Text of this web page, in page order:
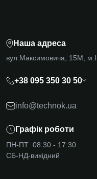
Наша адреса
вул.Максимовича, 15М,
+38 095 350 30 50
info@technok.ua
Графік роботи
ПН-ПТ: 08:30 - 17:30
СБ-НД-вихідний